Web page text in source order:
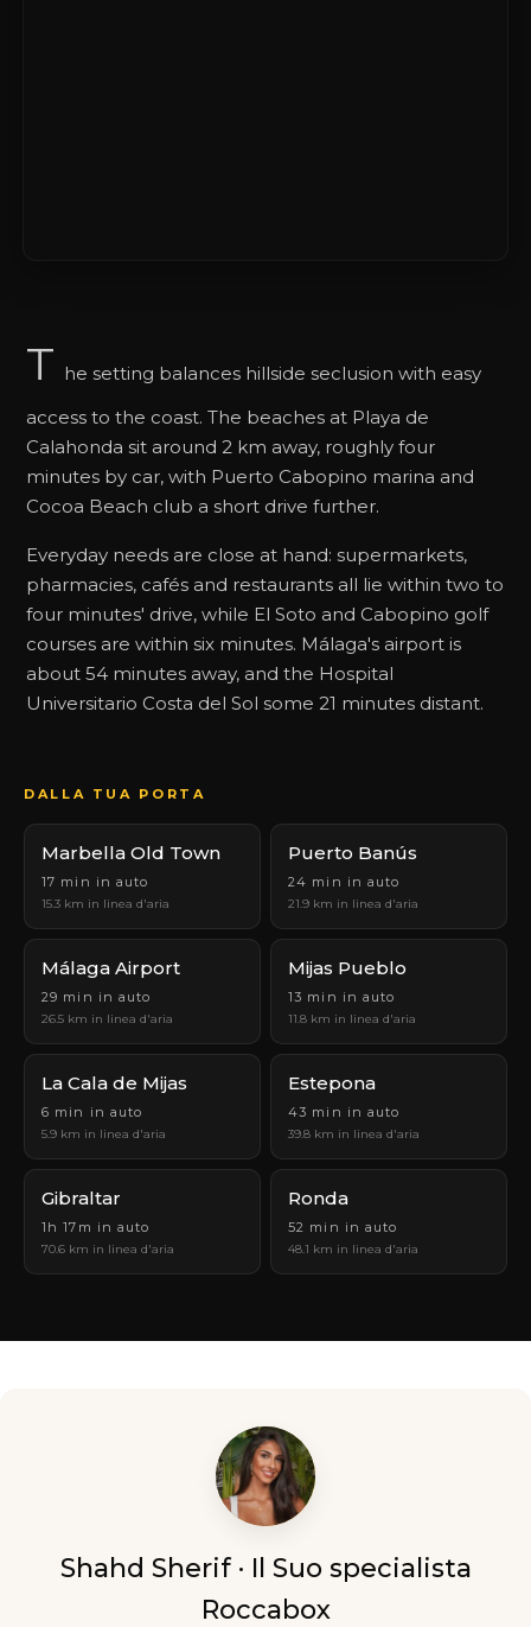
T he setting balances hillside seclusion with easy
access to the coast. The beaches at Playa de
Calahonda sit around 2 km away, roughly four
minutes by car, with Puerto Cabopino marina and
Cocoa Beach club a short drive further.
Everyday needs are close at hand: supermarkets,
pharmacies, cafés and restaurants all lie within two to
four minutes' drive, while El Soto and Cabopino golf
courses are within six minutes. Málaga's airport is
about 54 minutes away, and the Hospital
Universitario Costa del Sol some 21 minutes distant.
DALLA TUA PORTA
Marbella Old Town
17 min in auto
15.3 km in linea d'aria
Puerto Banús
24 min in auto
21.9 km in linea d'aria
Málaga Airport
29 min in auto
26.5 km in linea d'aria
Mijas Pueblo
13 min in auto
11.8 km in linea d'aria
La Cala de Mijas
6 min in auto
5.9 km in linea d'aria
Estepona
43 min in auto
39.8 km in linea d'aria
Gibraltar
1h 17m in auto
70.6 km in linea d'aria
Ronda
52 min in auto
48.1 km in linea d'aria
Shahd Sherif · Il Suo specialista
Roccabox